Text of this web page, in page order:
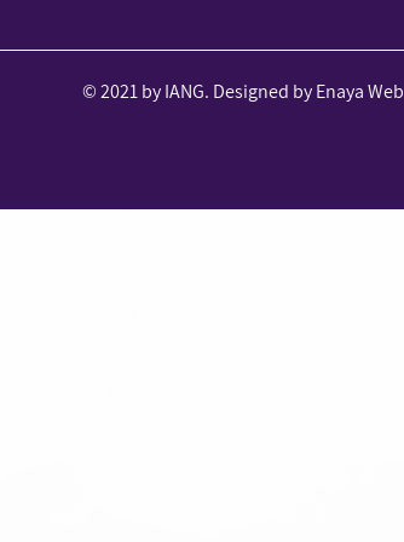
© 2021 by IANG. Designed by Enaya Web